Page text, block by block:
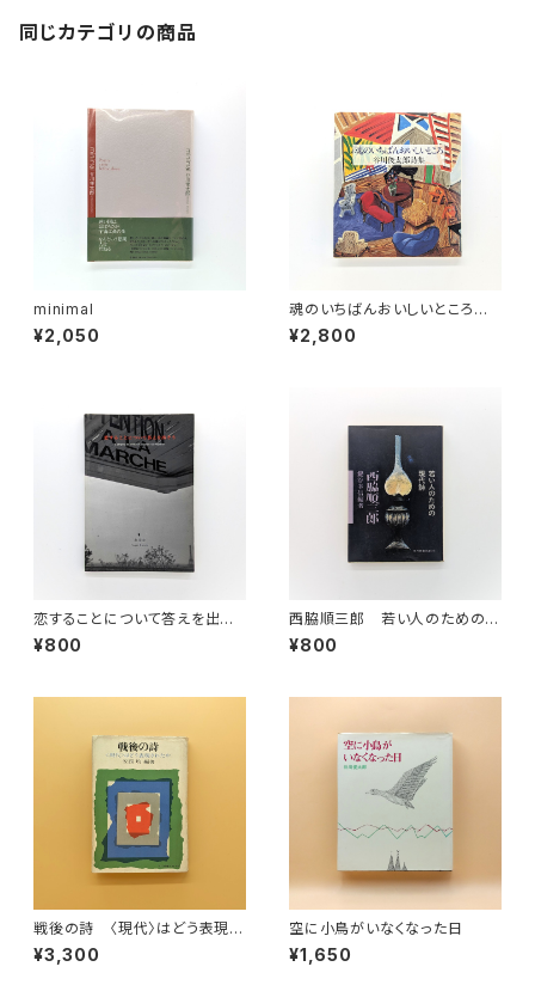
同じカテゴリの商品
minimal
¥2,050
魂のいちばんおいしいところ
谷川俊太郎詩集
¥2,800
恋することについて答えを出そ
う
¥800
西脇順三郎 若い人のための現
代詩（現代教養文庫710）
¥800
戦後の詩 〈現代〉はどう表現さ
れたか（現代教養文庫）
¥3,300
空に小鳥がいなくなった日
¥1,650